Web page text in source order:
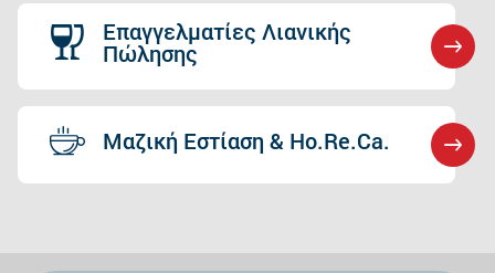
Επαγγελματίες Λιανικής
Πώλησης
Μαζική Εστίαση & Ho.Re.Ca.